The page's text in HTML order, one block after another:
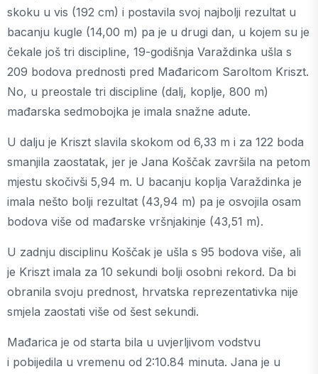
skoku u vis (192 cm) i postavila svoj najbolji rezultat u
bacanju kugle (14,00 m) pa je u drugi dan, u kojem su je
čekale još tri discipline, 19-godišnja Varaždinka ušla s
209 bodova prednosti pred Mađaricom Saroltom Kriszt.
No, u preostale tri discipline (dalj, koplje, 800 m)
mađarska sedmobojka je imala snažne adute.
U dalju je Kriszt slavila skokom od 6,33 m i za 122 boda
smanjila zaostatak, jer je Jana Koščak završila na petom
mjestu skočivši 5,94 m. U bacanju koplja Varaždinka je
imala nešto bolji rezultat (43,94 m) pa je osvojila osam
bodova više od mađarske vršnjakinje (43,51 m).
U zadnju disciplinu Koščak je ušla s 95 bodova više, ali
je Kriszt imala za 10 sekundi bolji osobni rekord. Da bi
obranila svoju prednost, hrvatska reprezentativka nije
smjela zaostati više od šest sekundi.
Mađarica je od starta bila u uvjerljivom vodstvu
i pobijedila u vremenu od 2:10.84 minuta. Jana je u